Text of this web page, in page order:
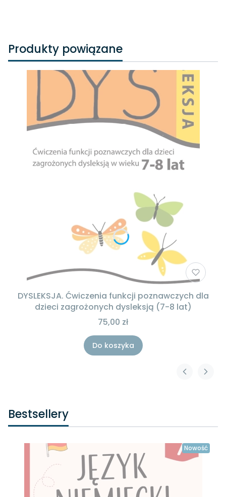
Produkty powiązane
DYSLEKSJA. Ćwiczenia funkcji poznawczych dla
dzieci zagrożonych dysleksją (7-8 lat)
75,00 zł
Do koszyka
Bestsellery
Nowość